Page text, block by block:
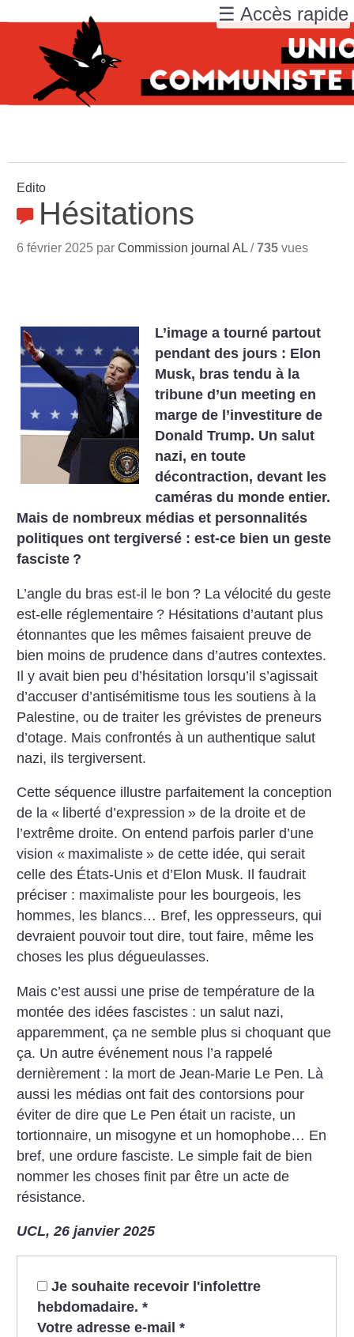
Edito
Hésitations
6 février 2025 parCommission journal AL /735 vues
L’image a tourné partout
pendant des jours : Elon
Musk, bras tendu à la
tribune d’un meeting en
marge de l’investiture de
Donald Trump. Un salut
nazi, en toute
décontraction, devant les
caméras du monde entier.
Mais de nombreux médias et personnalités
politiques ont tergiversé : est-ce bien un geste
fasciste ?
L’angle du bras est-il le bon ? La vélocité du geste
est-elle réglementaire ? Hésitations d’autant plus
étonnantes que les mêmes faisaient preuve de
bien moins de prudence dans d’autres contextes.
Il y avait bien peu d’hésitation lorsqu’il s’agissait
d’accuser d’antisémitisme tous les soutiens à la
Palestine, ou de traiter les grévistes de preneurs
d’otage. Mais confrontés à un authentique salut
nazi, ils tergiversent.
Cette séquence illustre parfaitement la conception
de la « liberté d’expression » de la droite et de
l’extrême droite. On entend parfois parler d’une
vision « maximaliste » de cette idée, qui serait
celle des États-Unis et d’Elon Musk. Il faudrait
préciser : maximaliste pour les bourgeois, les
hommes, les blancs… Bref, les oppresseurs, qui
devraient pouvoir tout dire, tout faire, même les
choses les plus dégueulasses.
Mais c’est aussi une prise de température de la
montée des idées fascistes : un salut nazi,
apparemment, ça ne semble plus si choquant que
ça. Un autre événement nous l’a rappelé
dernièrement : la mort de Jean-Marie Le Pen. Là
aussi les médias ont fait des contorsions pour
éviter de dire que Le Pen était un raciste, un
tortionnaire, un misogyne et un homophobe… En
bref, une ordure fasciste. Le simple fait de bien
nommer les choses finit par être un acte de
résistance.
UCL, 26 janvier 2025
Je souhaite recevoir l'infolettre
hebdomadaire. *
Votre adresse e-mail *
☰ Accès rapide